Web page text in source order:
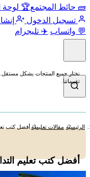
🧱 حائط المجتمع🏆 لوحة
تسجيل الدخول
💬 واتساب ✈️ تليجرام
نختار جميع المنتجات بشكل
تقييماتنا.
الرئيسية مقالات تعليميةأفضل كتب
أفضل كتب تعليم